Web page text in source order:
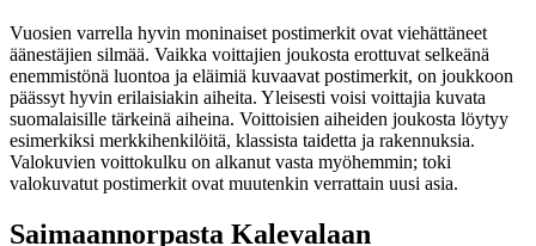
Vuosien varrella hyvin moninaiset postimerkit ovat viehättäneet
äänestäjien silmää. Vaikka voittajien joukosta erottuvat selkeänä
enemmistönä luontoa ja eläimiä kuvaavat postimerkit, on joukkoon
päässyt hyvin erilaisiakin aiheita. Yleisesti voisi voittajia kuvata
suomalaisille tärkeinä aiheina. Voittoisien aiheiden joukosta löytyy
esimerkiksi merkkihenkilöitä, klassista taidetta ja rakennuksia.
Valokuvien voittokulku on alkanut vasta myöhemmin; toki
valokuvatut postimerkit ovat muutenkin verrattain uusi asia.
Saimaannorpasta Kalevalaan